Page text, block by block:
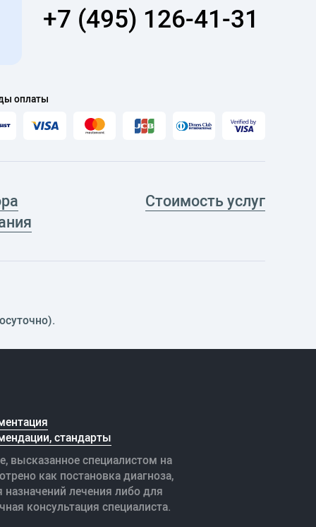
+7 (495) 126-41-31
оплаты
Стоимость услуг
стандарты
высказанное специалистом на
как постановка диагноза,
лечения либо для
консультация специалиста.